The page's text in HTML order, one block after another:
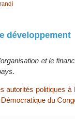
développement
et le
autorités politiques à
du